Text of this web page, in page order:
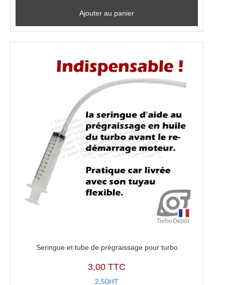
Ajouter au panier
Seringue et tube de prégraissage pour turbo
3,00 TTC
2,50HT